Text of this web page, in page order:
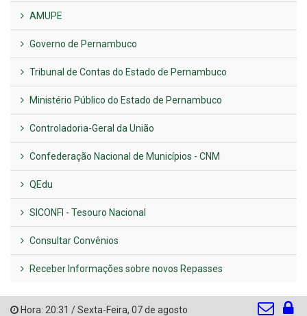
AMUPE
Governo de Pernambuco
Tribunal de Contas do Estado de Pernambuco
Ministério Público do Estado de Pernambuco
Controladoria-Geral da União
Confederação Nacional de Municípios - CNM
QEdu
SICONFI - Tesouro Nacional
Consultar Convênios
Receber Informações sobre novos Repasses
Hora: 20:31 /Sexta-Feira, 07 de agosto